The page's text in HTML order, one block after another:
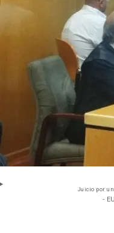
Juicio por
-